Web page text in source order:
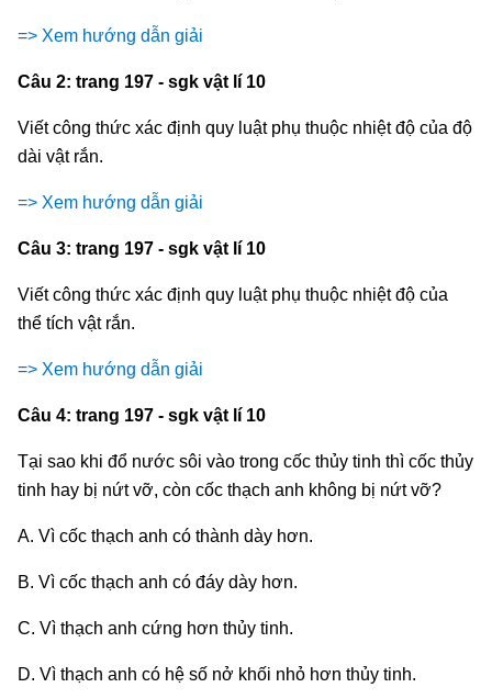
=> Xem hướng dẫn giải
Câu 2: trang 197 - sgk vật lí 10
Viết công thức xác định quy luật phụ thuộc nhiệt độ của độ
dài vật rắn.
=> Xem hướng dẫn giải
Câu 3: trang 197 - sgk vật lí 10
Viết công thức xác định quy luật phụ thuộc nhiệt độ của
thể tích vật rắn.
=> Xem hướng dẫn giải
Câu 4: trang 197 - sgk vật lí 10
Tại sao khi đổ nước sôi vào trong cốc thủy tinh thì cốc thủy
tinh hay bị nứt vỡ, còn cốc thạch anh không bị nứt vỡ?
A. Vì cốc thạch anh có thành dày hơn.
B. Vì cốc thạch anh có đáy dày hơn.
C. Vì thạch anh cứng hơn thủy tinh.
D. Vì thạch anh có hệ số nở khối nhỏ hơn thủy tinh.